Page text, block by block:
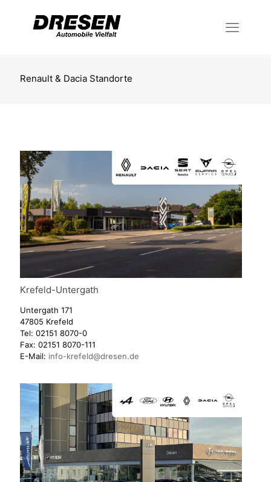
Renault & Dacia Standorte
Krefeld-Untergath
Untergath 171
47805 Krefeld
Tel: 02151 8070-0
Fax: 02151 8070-111
E-Mail: info-krefeld@dresen.de